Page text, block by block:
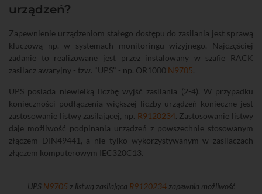
urządzeń?
Zapewnienie urządzeniom stałego dostępu do zasilania jest sprawą
kluczową np. w systemach monitoringu wizyjnego. Najczęściej
zadanie to realizowane jest przez instalowany w szafie RACK
zasilacz awaryjny - tzw. "UPS" - np. OR1000 N9705.
UPS posiada niewielką liczbę wyjść zasilania (2-4). W przypadku
konieczności podłączenia większej liczby urządzeń konieczne jest
zastosowanie listwy zasilającej, np. R9120234. Zastosowanie listwy
daje możliwość podpinania urządzeń z powszechnie stosowanym
złączem DIN49441, a nie tylko wykorzystywanym w zasilaczach
złączem komputerowym IEC320C13.
UPS N9705z listwą zasilającą R9120234zapewnia możliwość